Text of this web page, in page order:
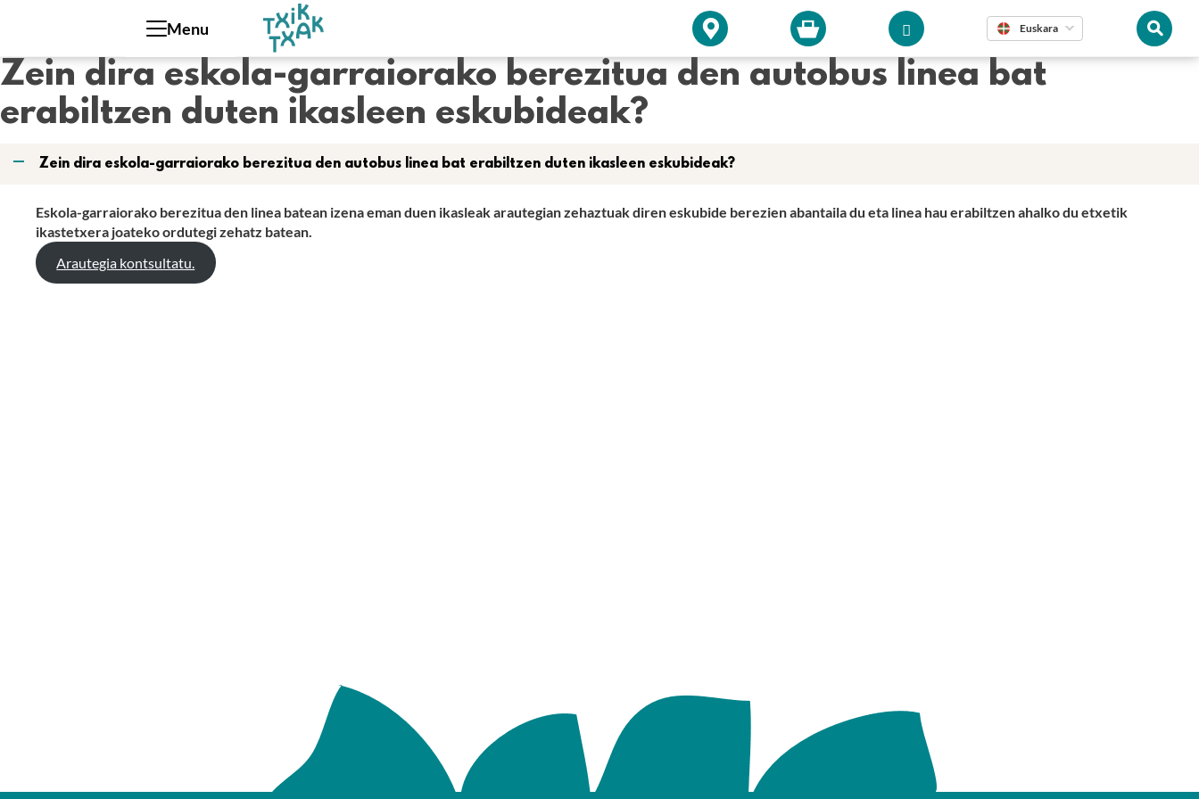
Menu Euskara
Zein dira eskola-garraiorako berezitua den autobus linea bat
erabiltzen duten ikasleen eskubideak?
A Zein dira eskola-garraiorako berezitua den autobus linea bat erabiltzen duten ikasleen eskubideak?
Eskola-garraiorako berezitua den linea batean izena eman duen ikasleak arautegian zehaztuak diren eskubide berezien abantaila du eta linea hau erabiltzen ahalko du etxetik
ikastetxera joateko ordutegi zehatz batean.
Arautegia kontsultatu.